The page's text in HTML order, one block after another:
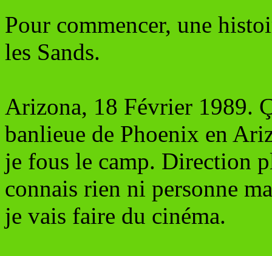
Pour commencer, une
les Sands.
Arizona, 18 Février 1989.
banlieue de Phoenix en
je fous le camp. Direction
connais rien ni personne
je vais faire du cinéma.